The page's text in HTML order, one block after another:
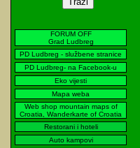
FORUM OFF
Grad Ludbreg
PD Ludbreg - službene stranice
PD Ludbreg- na Facebook-u
Eko vijesti
Mapa weba
Web shop mountain maps of
Croatia, Wanderkarte of Croatia
Restorani i hoteli
Auto kampovi